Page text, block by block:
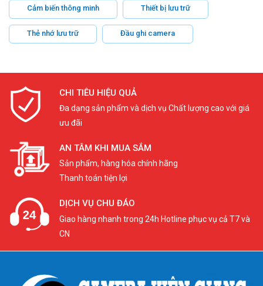
Cảm biến thông minh Thiết bị lưu trữ
Thẻ nhớ lưu trữ Đầu ghi camera
CHI TIÊU HIỆU QUẢ
Đa dạng sản phẩm và dịch vụ Chất lượng cao với giá
ưu đãi
AN TÂM KHI MUA SẮM
Sản phẩm, hàng hóa chính hãng
Thanh toán tiện lợi
DỊCH VỤ CHU ĐÁO
Giao hàng nhanh trong 24h Hotline phục vụ cả T7 và
CN